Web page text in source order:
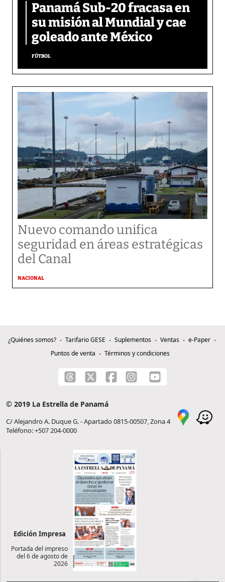
Panamá Sub-20 fracasa en
su misión al Mundial y cae
goleado ante México
FÚTBOL
Nuevo comando unifica
seguridad en áreas estratégicas
del Canal
NACIONAL
¿Quiénes somos? Tarifario GESE Suplementos Ventas
e-Paper
Puntos de venta
Términos y condiciones
© 2019 La Estrella de Panamá
C/ Alejandro A. Duque G. - Apartado 0815-00507, Zona 4
Teléfono: +507 204-0000
Edición Impresa
Portada del impreso
del 6 de agosto de
2026